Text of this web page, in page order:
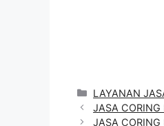
Categories
LAYANAN
JASA CORING
JASA CORING